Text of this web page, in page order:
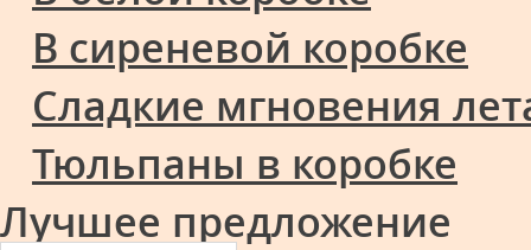
В сиреневой коробке
Сладкие мгновения
Тюльпаны в коробке
Лучшее предложение